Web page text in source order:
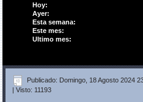
Hoy:
Ayer:
Esta semana:
Este mes:
Ultimo mes:
Publicado: Domingo, 18 Agosto 2024
| Visto: 11193